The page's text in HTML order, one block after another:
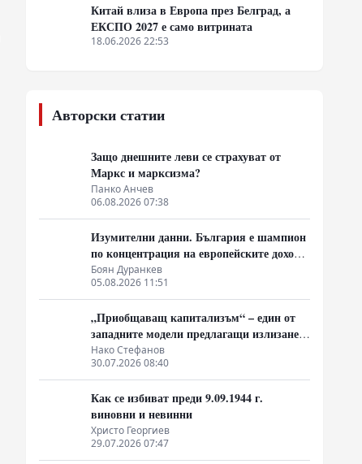
Китай влиза в Европа през Белград, а
ЕКСПО 2027 е само витрината
18.06.2026 22:53
Авторски статии
Защо днешните леви се страхуват от
Маркс и марксизма?
Панко Анчев
06.08.2026 07:38
Изумителни данни. България е шампион
по концентрация на европейските доходи
в ръцете на най-богатия 1%, надминава
и САЩ
Боян Дуранкев
05.08.2026 11:51
„Приобщаващ капитализъм“ – един от
западните модели предлагащи излизане
от системата на неолиберализма
Нако Стефанов
30.07.2026 08:40
Как се избиват преди 9.09.1944 г.
виновни и невинни
Христо Георгиев
29.07.2026 07:47